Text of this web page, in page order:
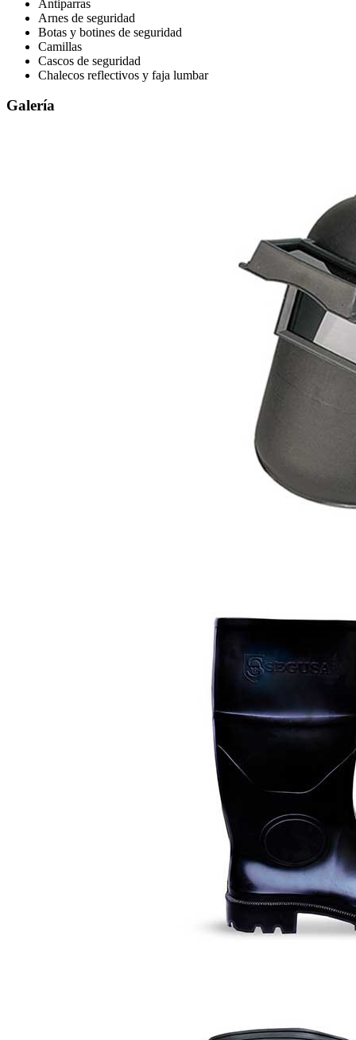
Antiparras
Arnes de seguridad
Botas y botines de seguridad
Camillas
Cascos de seguridad
Chalecos reflectivos y faja lumbar
Galería